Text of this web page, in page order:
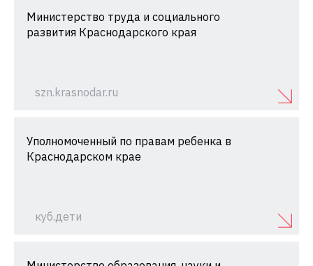
Министерство труда и социального
развития Краснодарского края
szn.krasnodar.ru
Уполномоченный по правам ребенка в
Краснодарском крае
куб.дети